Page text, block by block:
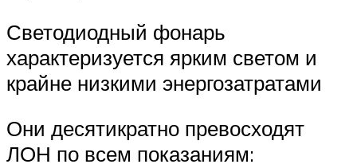
Светодиодный фонарь
характеризуется ярким светом и
крайне низкими энергозатратами
Они десятикратно превосходят
ЛОН по всем показаниям: